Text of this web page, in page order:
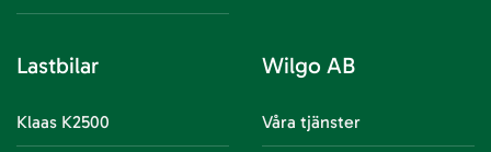
Lastbilar
Klaas K2500
Wilgo AB
Våra tjänster